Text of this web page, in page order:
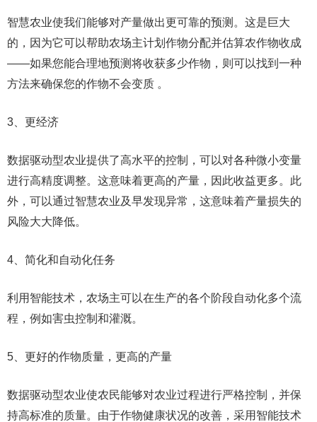
智慧农业使我们能够对产量做出更可靠的预测。这是巨大
的，因为它可以帮助农场主计划作物分配并估算农作物收成
——如果您能合理地预测将收获多少作物，则可以找到一种
方法来确保您的作物不会变质 。
3、更经济
数据驱动型农业提供了高水平的控制，可以对各种微小变量
进行高精度调整。这意味着更高的产量，因此收益更多。此
外，可以通过智慧农业及早发现异常，这意味着产量损失的
风险大大降低。
4、简化和自动化任务
利用智能技术，农场主可以在生产的各个阶段自动化多个流
程，例如害虫控制和灌溉。
5、更好的作物质量，更高的产量
数据驱动型农业使农民能够对农业过程进行严格控制，并保
持高标准的质量。由于作物健康状况的改善，采用智能技术